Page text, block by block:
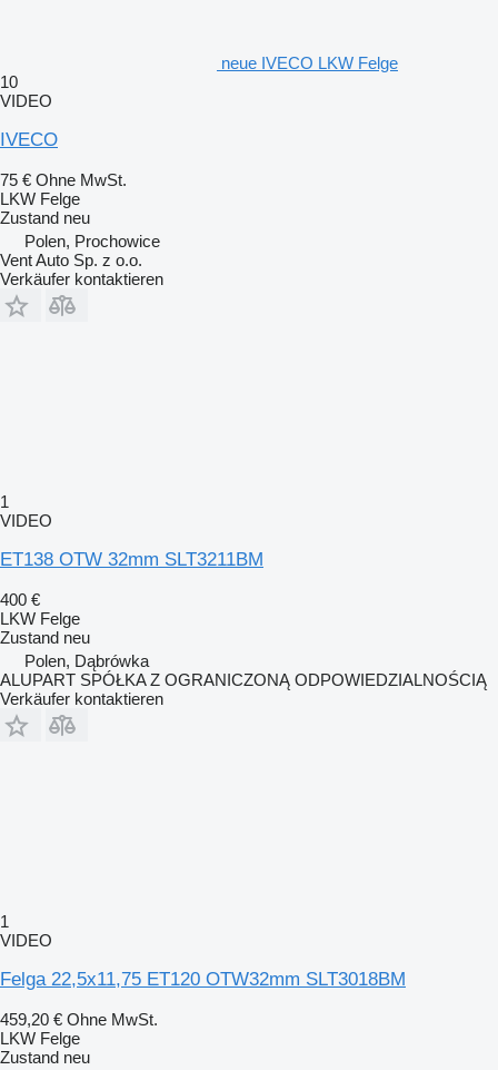
neue IVECO LKW Felge
10
VIDEO
IVECO
75 € Ohne MwSt.
LKW Felge
Zustand neu
Polen, Prochowice
Vent Auto Sp. z o.o.
Verkäufer kontaktieren
1
VIDEO
ET138 OTW 32mm SLT3211BM
400 €
LKW Felge
Zustand neu
Polen, Dąbrówka
ALUPART SPÓŁKA Z OGRANICZONĄ ODPOWIEDZIALNOŚCIĄ
Verkäufer kontaktieren
1
VIDEO
Felga 22,5x11,75 ET120 OTW32mm SLT3018BM
459,20 € Ohne MwSt.
LKW Felge
Zustand neu